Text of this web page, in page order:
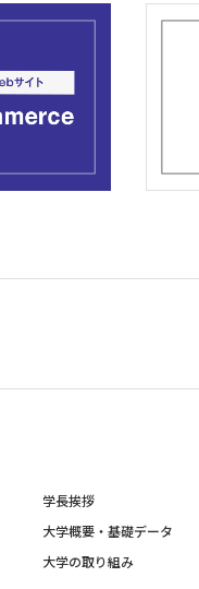
学長挨拶
大学概要・基礎データ
大学の取り組み